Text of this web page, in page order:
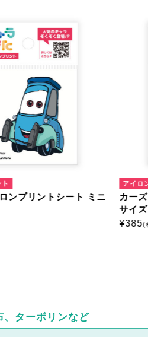
カーズ アイロンプリントシー
、ターボリンなど